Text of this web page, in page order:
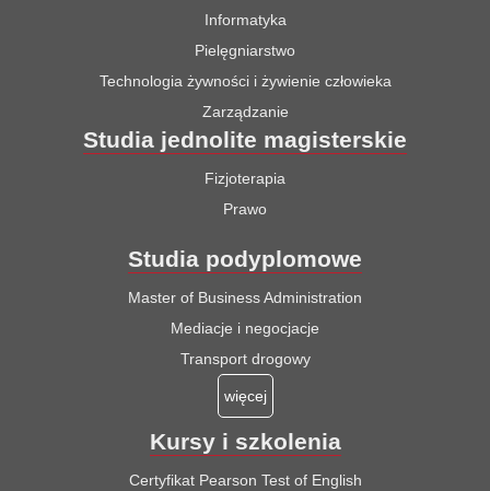
Informatyka
Pielęgniarstwo
Technologia żywności i żywienie człowieka
Zarządzanie
Studia jednolite magisterskie
Fizjoterapia
Prawo
Studia podyplomowe
Master of Business Administration
Mediacje i negocjacje
Transport drogowy
więcej
Kursy i szkolenia
Certyfikat Pearson Test of English